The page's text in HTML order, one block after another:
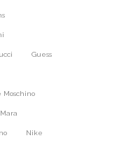
Guess
Moschino
Nike